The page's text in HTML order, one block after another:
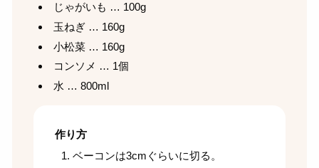
じゃがいも … 100g
玉ねぎ … 160g
小松菜 … 160g
コンソメ … 1個
水 … 800ml
作り方
ベーコンは3cmぐらいに切る。